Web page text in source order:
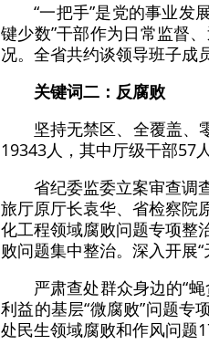
“一把手”是党的事业发
键少数”干部作为日常监督
况。全省共约谈领导班子成
关键词二：反腐败
坚持无禁区、全覆盖、
19343人，其中厅级干部57
省纪委监委立案审查调
旅厅原厅长袁华、省检察院
化工程领域腐败问题专项整
败问题集中整治。深入开展
严肃查处群众身边的“
利益的基层“微腐败”问题专
处民生领域腐败和作风问题